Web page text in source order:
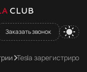
Заказать звонок
Tesla